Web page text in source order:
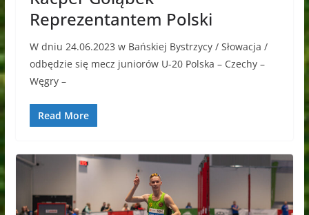
Reprezentantem Polski
W dniu 24.06.2023 w Bańskiej Bystrzycy / Słowacja /
odbędzie się mecz juniorów U-20 Polska – Czechy –
Węgry –
Read More